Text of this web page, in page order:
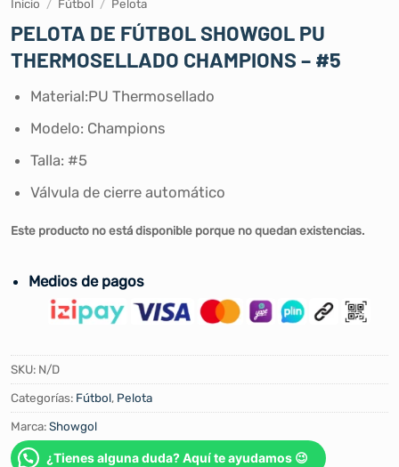
Inicio / Fútbol / Pelota
PELOTA DE FÚTBOL SHOWGOL PU
THERMOSELLADO CHAMPIONS – #5
Material:PU Thermosellado
Modelo: Champions
Talla: #5
Válvula de cierre automático
Este producto no está disponible porque no quedan existencias.
Medios de pagos
SKU: N/D
Categorías: Fútbol, Pelota
Marca:Showgol
¿Tienes alguna duda? Aquí te ayudamos 😉